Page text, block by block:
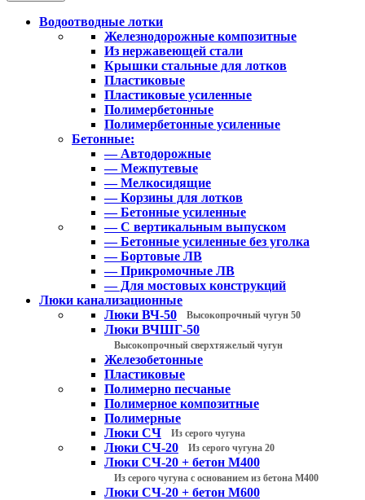
Водоотводные лотки
Железнодорожные композитные
Из нержавеющей стали
Крышки стальные для лотков
Пластиковые
Пластиковые усиленные
Полимербетонные
Полимербетонные усиленные
Бетонные:
— Автодорожные
— Межпутевые
— Мелкосидящие
— Корзины для лотков
— Бетонные усиленные
— С вертикальным выпуском
— Бетонные усиленные без уголка
— Бортовые ЛВ
— Прикромочные ЛВ
— Для мостовых конструкций
Люки канализационные
Люки ВЧ-50
Высокопрочный чугун 50
Люки ВЧШГ-50
Высокопрочный сверхтяжелый чугун
Железобетонные
Пластиковые
Полимерно песчаные
Полимерное композитные
Полимерные
Люки СЧ
Из серого чугуна
Люки СЧ-20 Из серого чугуна 20
Люки СЧ-20 + бетон М400
Из серого чугуна с основанием из бетона М400
Люки СЧ-20 + бетон М600